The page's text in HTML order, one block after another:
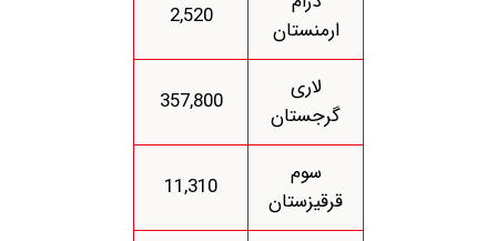
ارمنستان
2,520
لاری
گرجستان
357,800
سوم
قرقیزستان
11,310